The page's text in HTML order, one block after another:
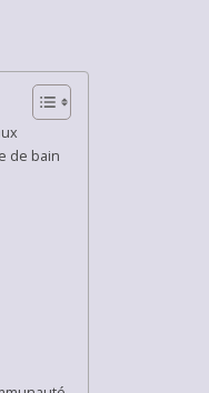
de bain